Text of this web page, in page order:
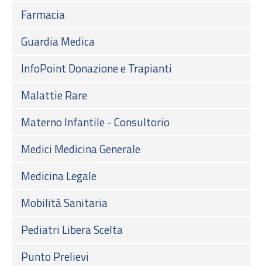
Farmacia
Guardia Medica
InfoPoint Donazione e Trapianti
Malattie Rare
Materno Infantile - Consultorio
Medici Medicina Generale
Medicina Legale
Mobilità Sanitaria
Pediatri Libera Scelta
Punto Prelievi